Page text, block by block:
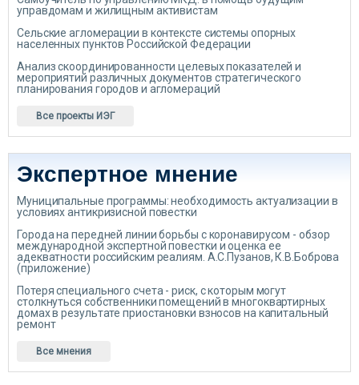
управдомам и жилищным активистам
Сельские агломерации в контексте системы опорных
населенных пунктов Российской Федерации
Анализ скоординированности целевых показателей и
мероприятий различных документов стратегического
планирования городов и агломераций
Все проекты ИЭГ
Экспертное мнение
Муниципальные программы: необходимость актуализации в
условиях антикризисной повестки
Города на передней линии борьбы с коронавирусом - обзор
международной экспертной повестки и оценка ее
адекватности российским реалиям. А.С.Пузанов, К.В.Боброва
(приложение)
Потеря специального счета - риск, с которым могут
столкнуться собственники помещений в многоквартирных
домах в результате приостановки взносов на капитальный
ремонт
Все мнения